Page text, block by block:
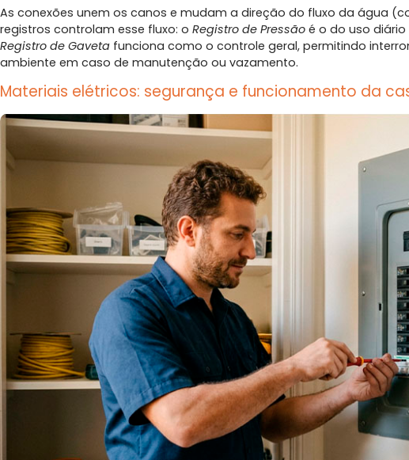
As conexões unem os canos e mudam a direção do fluxo da água
registros controlam esse fluxo: o Registro de Pressão é o do uso
Registro de Gaveta funciona como o controle geral, permitindo
ambiente em caso de manutenção ou vazamento.
Materiais elétricos: segurança e funcionamento da